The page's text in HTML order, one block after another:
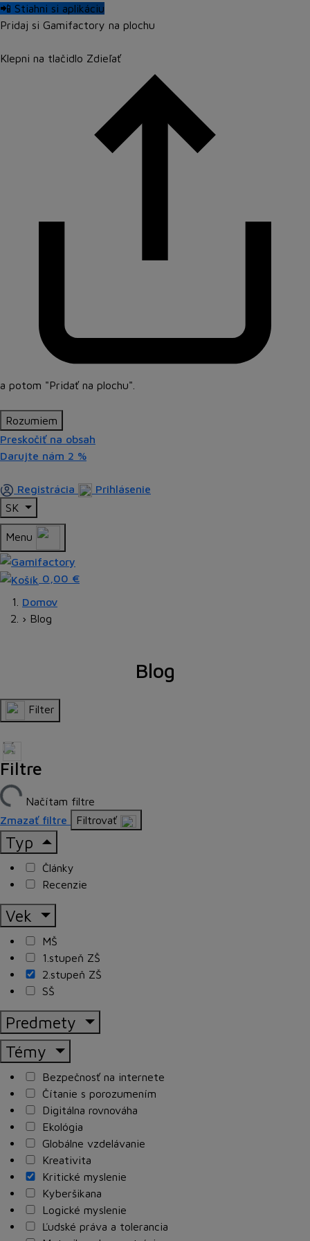
📲 Stiahni si aplikáciu
Pridaj si Gamifactory na plochu
Klepni na tlačidlo Zdieľať
a potom "Pridať na plochu"
Rozumiem
Preskočiť na obsah
Darujte nám 2 %
Registrácia
Prihlásenie
SK
Menu
0,00 €
Domov
› Blog
Blog
Filter
Filtre
Načítam filtre
Zmazať filtre
Filtrovať
Typ
Články
Recenzie
Vek
MŠ
1.stupeň ZŠ
2.stupeň ZŠ
SŠ
Predmety
Témy
Bezpečnosť na internete
Čítanie s porozumením
Digitálna rovnováha
Ekológia
Globálne vzdelávanie
Kreativita
Kritické myslenie
Kyberšikana
Logické myslenie
Ľudské práva a tolerancia